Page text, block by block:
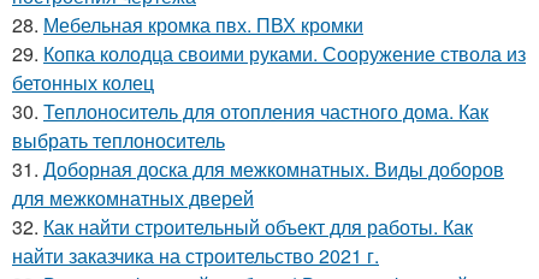
28. Мебельная кромка пвх. ПВХ кромки
29. Копка колодца своими руками. Сооружение ствола из
бетонных колец
30. Теплоноситель для отопления частного дома. Как
выбрать теплоноситель
31. Доборная доска для межкомнатных. Виды доборов
для межкомнатных дверей
32. Как найти строительный объект для работы. Как
найти заказчика на строительство 2021 г.